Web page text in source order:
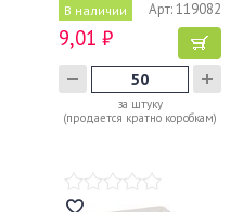
В наличии Арт: 119082
9,01 ₽
за штуку
(продается кратно коробкам)